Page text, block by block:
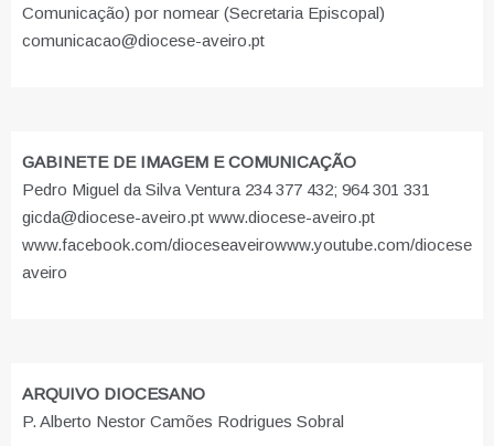
Comunicação) por nomear (Secretaria Episcopal)
comunicacao@diocese-aveiro.pt
GABINETE DE IMAGEM E COMUNICAÇÃO
Pedro Miguel da Silva Ventura 234 377 432; 964 301 331
gicda@diocese-aveiro.pt www.diocese-aveiro.pt
www.facebook.com/dioceseaveirowww.youtube.com/diocese
aveiro
ARQUIVO DIOCESANO
P. Alberto Nestor Camões Rodrigues Sobral